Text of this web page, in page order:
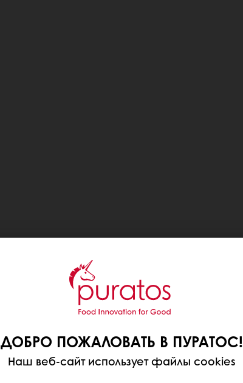
ДОБРО ПОЖАЛОВАТЬ В ПУРАТОС!
Наш веб-сайт использует файлы cookies